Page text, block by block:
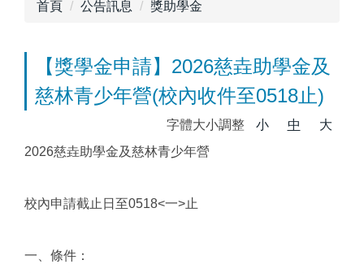
首頁 公告訊息 獎助學金
【獎學金申請】2026慈垚助學金及
慈林青少年營(校內收件至0518止)
字體大小調整 小 中
大
2026慈垚助學金及慈林青少年營
校內申請截止日至0518<一>止
一、條件：